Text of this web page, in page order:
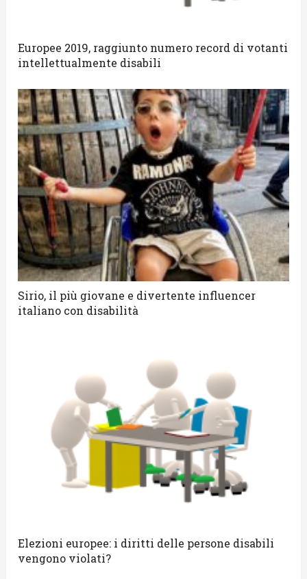
Europee 2019, raggiunto numero record di votanti
intellettualmente disabili
Sirio, il più giovane e divertente influencer
italiano con disabilità
Elezioni europee: i diritti delle persone disabili
vengono violati?